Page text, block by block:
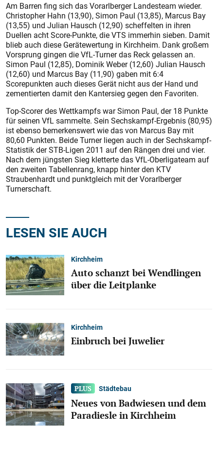
Am Barren fing sich das Vorarlberger Landesteam wieder.
Christopher Hahn (13,90), Simon Paul (13,85), Marcus Bay
(13,55) und Julian Hausch (12,90) scheffelten in ihren
Duellen acht Score-Punkte, die VTS immerhin sieben. Damit
blieb auch diese Gerätewertung in Kirchheim. Dank großem
Vorsprung gingen die VfL-Turner das Reck gelassen an.
Simon Paul (12,85), Dominik Weber (12,60) Julian Hausch
(12,60) und Marcus Bay (11,90) gaben mit 6:4
Scorepunkten auch dieses Gerät nicht aus der Hand und
zementierten damit den Kantersieg gegen den Favoriten.
Top-Scorer des Wettkampfs war Simon Paul, der 18 Punkte
für seinen VfL sammelte. Sein Sechskampf-Ergebnis (80,95)
ist ebenso bemerkenswert wie das von Marcus Bay mit
80,60 Punkten. Beide Turner liegen auch in der Sechskampf-
Statistik der STB-Ligen 2011 auf den Rängen drei und vier.
Nach dem jüngsten Sieg kletterte das VfL-Oberligateam auf
den zweiten Tabellenrang, knapp hinter den KTV
Straubenhardt und punktgleich mit der Vorarlberger
Turnerschaft.
LESEN SIE AUCH
Kirchheim
Auto schanzt bei Wendlingen
über die Leitplanke
Kirchheim
Einbruch bei Juwelier
Städtebau
Neues von Badwiesen und dem
Paradiesle in Kirchheim